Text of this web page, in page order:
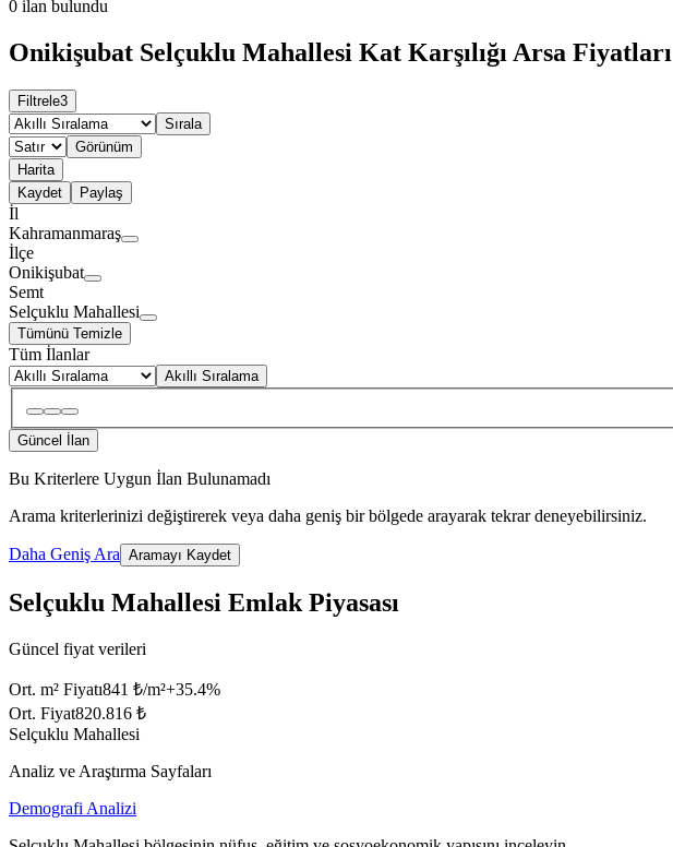
0 ilan bulundu
Onikişubat Selçuklu Mahallesi Kat Karşılığı Arsa Fiyatları
Filtrele3
Sırala
Görünüm
Harita
Kaydet
Paylaş
İl
Kahramanmaraş
İlçe
Onikişubat
Semt
Selçuklu Mahallesi
Tümünü Temizle
Tüm İlanlar
Akıllı Sıralama
Güncel İlan
Bu Kriterlere Uygun İlan Bulunamadı
Arama kriterlerinizi değiştirerek veya daha geniş bir bölgede arayarak tekrar deneyebilirsiniz.
Daha Geniş Ara Aramayı Kaydet
Selçuklu Mahallesi Emlak Piyasası
Güncel fiyat verileri
Ort. m² Fiyatı841 ₺/m²+35.4%
Ort. Fiyat820.816 ₺
Selçuklu Mahallesi
Analiz ve Araştırma Sayfaları
Demografi Analizi